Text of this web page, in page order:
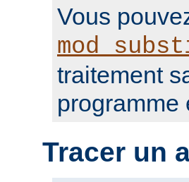
Vous
traitement
programme
Tracer un